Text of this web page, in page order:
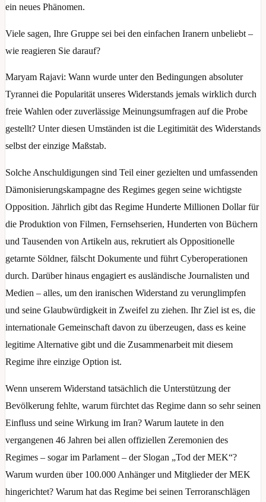
ein neues Phänomen.
Viele sagen, Ihre Gruppe sei bei den einfachen Iranern unbeliebt –
wie reagieren Sie darauf?
Maryam Rajavi: Wann wurde unter den Bedingungen absoluter
Tyrannei die Popularität unseres Widerstands jemals wirklich durch
freie Wahlen oder zuverlässige Meinungsumfragen auf die Probe
gestellt? Unter diesen Umständen ist die Legitimität des Widerstands
selbst der einzige Maßstab.
Solche Anschuldigungen sind Teil einer gezielten und umfassenden
Dämonisierungskampagne des Regimes gegen seine wichtigste
Opposition. Jährlich gibt das Regime Hunderte Millionen Dollar für
die Produktion von Filmen, Fernsehserien, Hunderten von Büchern
und Tausenden von Artikeln aus, rekrutiert als Oppositionelle
getarnte Söldner, fälscht Dokumente und führt Cyberoperationen
durch. Darüber hinaus engagiert es ausländische Journalisten und
Medien – alles, um den iranischen Widerstand zu verunglimpfen
und seine Glaubwürdigkeit in Zweifel zu ziehen. Ihr Ziel ist es, die
internationale Gemeinschaft davon zu überzeugen, dass es keine
legitime Alternative gibt und die Zusammenarbeit mit diesem
Regime ihre einzige Option ist.
Wenn unserem Widerstand tatsächlich die Unterstützung der
Bevölkerung fehlte, warum fürchtet das Regime dann so sehr seinen
Einfluss und seine Wirkung im Iran? Warum lautete in den
vergangenen 46 Jahren bei allen offiziellen Zeremonien des
Regimes – sogar im Parlament – ​​der Slogan „Tod der MEK“?
Warum wurden über 100.000 Anhänger und Mitglieder der MEK
hingerichtet? Warum hat das Regime bei seinen Terroranschlägen